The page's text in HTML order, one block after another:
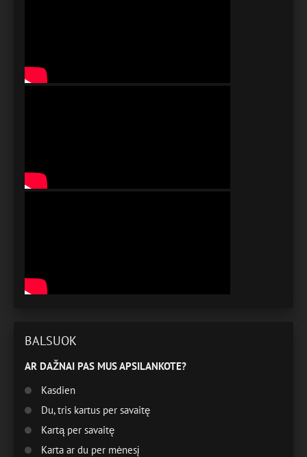
BALSUOK
AR DAŽNAI PAS MUS APSILANKOTE?
Kasdien
Du, tris kartus per savaitę
Kartą per savaitę
Karta ar du per mėnesį